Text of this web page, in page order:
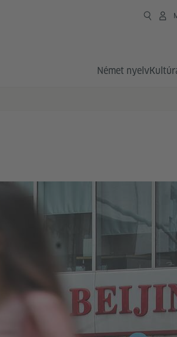
Német nyelv